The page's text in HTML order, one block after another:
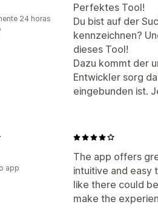
Perfektes Tool!
Du bist auf der
kennzeichnen?
dieses Tool!
Dazu kommt der
Entwickler sorg
eingebunden ist.
24 horas
The app offers
intuitive and easy
like there could
make the
app